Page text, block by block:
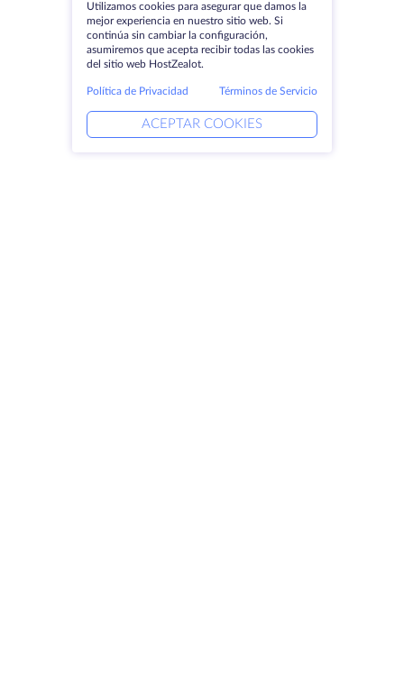
Utilizamos cookies para asegurar que damos la
mejor experiencia en nuestro sitio web. Si
continúa sin cambiar la configuración,
asumiremos que acepta recibir todas las cookies
del sitio web HostZealot.
Política de Privacidad Términos de Servicio
ACEPTAR COOKIES